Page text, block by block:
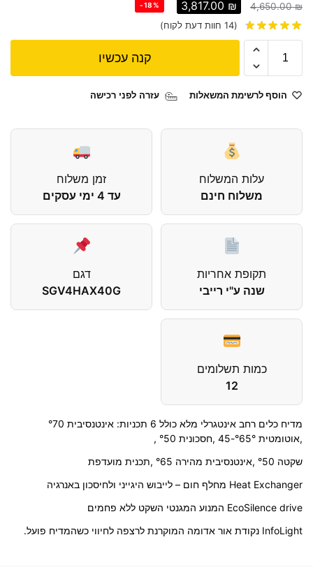
4,650.00₪
3,817.00 ₪
-18%
(
14 חוות דעת לקוח)
קנה עכשיו
הוסף לרשימת המשאלות עזרה לפני רכישה
עלות המשלוח
משלוח חינם
זמן משלוח
עד 4 ימי עסקים
תקופת אחריות
שנה ע"י רייבי
דגם
SGV4HAX40G
כמות תשלומים
12
מדיח כלים רחב אינטגרלי מלא כולל 6 תכניות: אינטנסיבית °70
,אוטומטית °65°-45 ,חסכונית °50 ,
שקטה °50 ,אינטנסיבית מהירה °65 ,תכנית מועדפת
Heat Exchanger מחלף חום – לייבוש היגייני ולחיסכון באנרגיה
EcoSilence drive המנוע המגנטי השקט ללא פחמים
InfoLight נקודת אור אדומה המוקרנת לרצפה לחיווי כשהמדיח פועל.